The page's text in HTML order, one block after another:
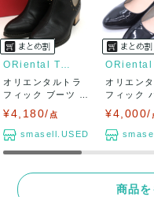
ORiental Traffic
オリエンタルトラ
フィック ブーツ シ
ューズ ブラン...
¥4,180/ 点
smasell.USED
オリエン
フィック
アンクル
¥4,000/
商品